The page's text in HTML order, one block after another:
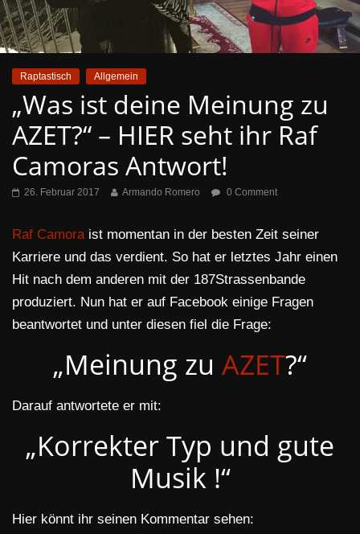
Raptastisch Allgemein
„Was ist deine Meinung zu
AZET?“ – HIER seht ihr Raf
Camoras Antwort!
26. Februar 2017 Armando Romero 0 Comment
Raf Camoraist momentan in der besten Zeit seiner
Karriere und das verdient. So hat er letztes Jahr einen
Hit nach dem anderen mit der 187Strassenbande
produziert. Nun hat er auf Facebook einige Fragen
beantwortet und unter diesen fiel die Frage:
„Meinung zu AZET?“
Darauf antwortete er mit:
„Korrekter Typ und gute
Musik !“
Hier könnt ihr seinen Kommentar sehen: